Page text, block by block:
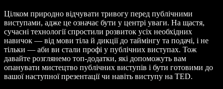
Цілком природно відчувати тривогу перед публічними
виступами, адже це означає бути у центрі уваги. На щастя,
сучасні технології спростили розвиток усіх необхідних
навичок — від мови тіла й дикції до таймінгу та подачі, і не
тільки — аби ви стали профі у публічних виступах. Тож
давайте розглянемо топ-додатки, які допоможуть вам
опанувати мистецтво публічних виступів і бути готовими до
вашої наступної презентації чи навіть виступу на TED.